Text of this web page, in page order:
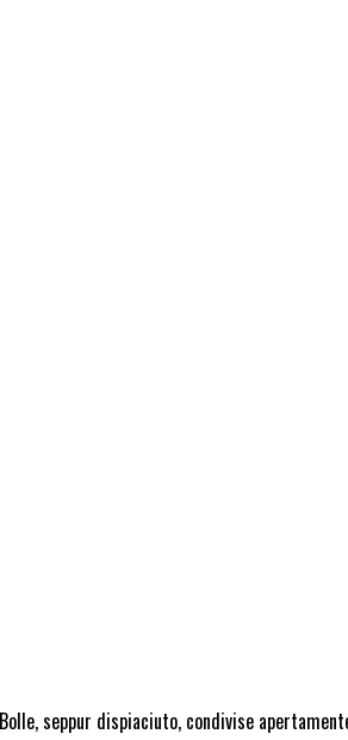
seppur dispiaciuto, condivise